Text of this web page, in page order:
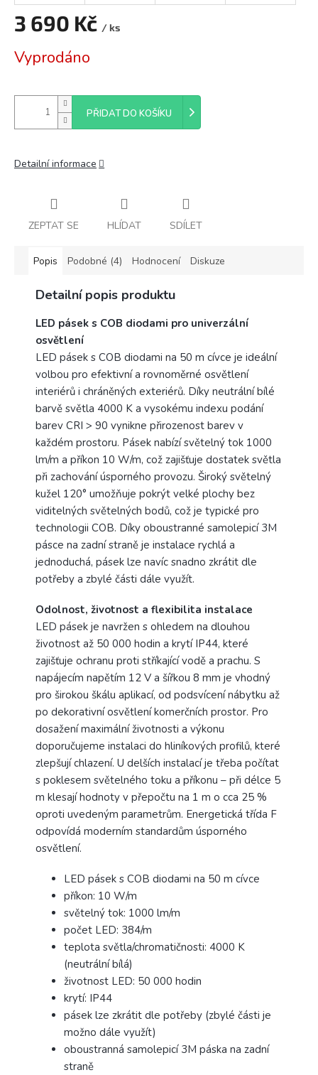
3 690 Kč / ks
cena:
Vyprodáno
PŘIDAT DO KOŠÍKU
Detailní informace
ZEPTAT SE HLÍDAT SDÍLET
Popis Podobné (4) Hodnocení Diskuze
Detailní popis produktu
LED pásek s COB diodami pro univerzální
osvětlení
LED pásek s COB diodami na 50 m cívce je ideální
volbou pro efektivní a rovnoměrné osvětlení
interiérů i chráněných exteriérů. Díky neutrální bílé
barvě světla 4000 K a vysokému indexu podání
barev CRI > 90 vynikne přirozenost barev v
každém prostoru. Pásek nabízí světelný tok 1000
lm/m a příkon 10 W/m, což zajišťuje dostatek světla
při zachování úsporného provozu. Široký světelný
kužel 120° umožňuje pokrýt velké plochy bez
viditelných světelných bodů, což je typické pro
technologii COB. Díky oboustranné samolepicí 3M
pásce na zadní straně je instalace rychlá a
jednoduchá, pásek lze navíc snadno zkrátit dle
potřeby a zbylé části dále využít.
Odolnost, životnost a flexibilita instalace
LED pásek je navržen s ohledem na dlouhou
životnost až 50 000 hodin a krytí IP44, které
zajišťuje ochranu proti stříkající vodě a prachu. S
napájecím napětím 12 V a šířkou 8 mm je vhodný
pro širokou škálu aplikací, od podsvícení nábytku až
po dekorativní osvětlení komerčních prostor. Pro
dosažení maximální životnosti a výkonu
doporučujeme instalaci do hliníkových profilů, které
zlepšují chlazení. U delších instalací je třeba počítat
s poklesem světelného toku a příkonu – při délce 5
m klesají hodnoty v přepočtu na 1 m o cca 25 %
oproti uvedeným parametrům. Energetická třída F
odpovídá moderním standardům úsporného
osvětlení.
LED pásek s COB diodami na 50 m cívce
příkon: 10 W/m
světelný tok: 1000 lm/m
počet LED: 384/m
teplota světla/chromatičnosti: 4000 K
(neutrální bílá)
životnost LED: 50 000 hodin
krytí: IP44
pásek lze zkrátit dle potřeby (zbylé části je
možno dále využít)
oboustranná samolepicí 3M páska na zadní
straně